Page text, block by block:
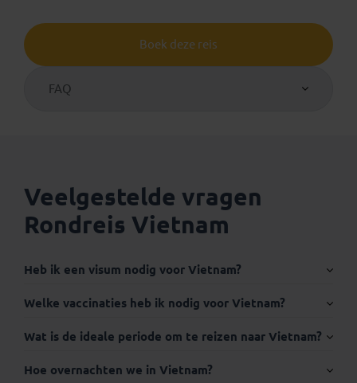
Boek deze reis
FAQ
Veelgestelde vragen
Rondreis Vietnam
Heb ik een visum nodig voor Vietnam?
Internationaal paspoort:
Welke vaccinaties heb ik nodig voor Vietnam?
Wat is de ideale periode om te reizen naar Vietnam?
Hoe overnachten we in Vietnam?